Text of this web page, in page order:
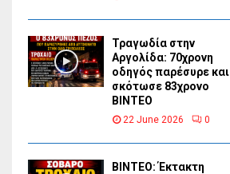
Τραγωδία στην
Αργολίδα: 70χρονη
οδηγός παρέσυρε και
σκότωσε 83χρονο
ΒΙΝΤΕΟ
22 June 2026 0
ΒΙΝΤΕΟ: Έκτακτη